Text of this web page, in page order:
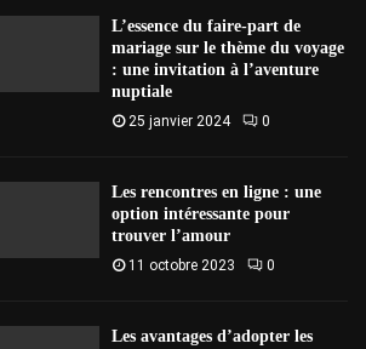
L’essence du faire-part de
mariage sur le thème du voyage
: une invitation à l’aventure
nuptiale
25 janvier 2024 0
Les rencontres en ligne : une
option intéressante pour
trouver l’amour
11 octobre 2023 0
Les avantages d’adopter les